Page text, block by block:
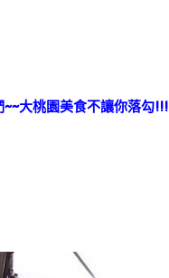
大桃園美食不讓你落勾!!!